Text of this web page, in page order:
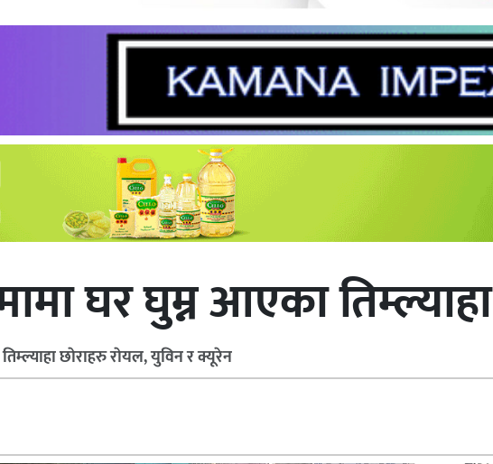
घर घुम्न आएका तिम्ल्याहा
छाेराहरु राेयल, युविन र क्यूरेन